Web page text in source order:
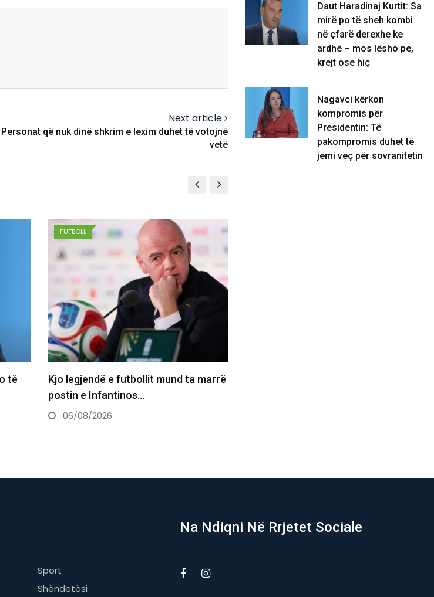
Next article
që nuk dinë shkrim e lexim duhet të votojnë
vetë
marrë
FUTBOLL
Basketbollistja transgjinore e synon
WNBA-në: Nëse më telefonojnë, nuk
do…
Daut Haradinaj Kurtit: Sa
mirë po të sheh kombi
në çfarë derexhe ke
ardhë – mos lësho pe,
krejt ose hiç
Nagavci kërkon
kompromis për
Presidentin: Të
pakompromis duhet të
jemi veç për sovranitetin
Sport
Shëndetësi
Na Ndiqni Në Rrjetet Sociale